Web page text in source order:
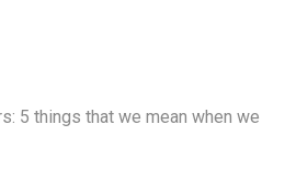
5 things that we mean when we